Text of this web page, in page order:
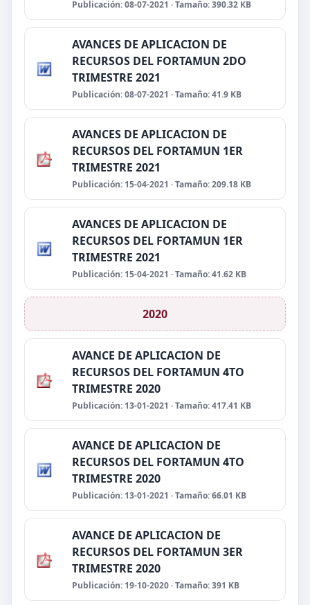
Publicación: 08-07-2021 · Tamaño: 390.32 KB
AVANCES DE APLICACION DE
RECURSOS DEL FORTAMUN 2DO
TRIMESTRE 2021
Publicación: 08-07-2021 · Tamaño: 41.9 KB
AVANCES DE APLICACION DE
RECURSOS DEL FORTAMUN 1ER
TRIMESTRE 2021
Publicación: 15-04-2021 · Tamaño: 209.18 KB
AVANCES DE APLICACION DE
RECURSOS DEL FORTAMUN 1ER
TRIMESTRE 2021
Publicación: 15-04-2021 · Tamaño: 41.62 KB
2020
AVANCE DE APLICACION DE
RECURSOS DEL FORTAMUN 4TO
TRIMESTRE 2020
Publicación: 13-01-2021 · Tamaño: 417.41 KB
AVANCE DE APLICACION DE
RECURSOS DEL FORTAMUN 4TO
TRIMESTRE 2020
Publicación: 13-01-2021 · Tamaño: 66.01 KB
AVANCE DE APLICACION DE
RECURSOS DEL FORTAMUN 3ER
TRIMESTRE 2020
Publicación: 19-10-2020 · Tamaño: 391 KB